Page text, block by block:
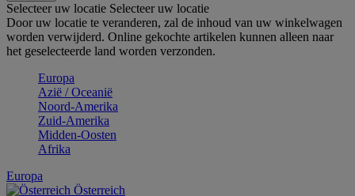
Selecteer uw locatie Selecteer uw locatie
Door uw locatie te veranderen, zal de inhoud van uw winkelwagen
worden verwijderd. Online gekochte artikelen kunnen alleen naar
het geselecteerde land worden verzonden.
Europa
Aziё / Oceaniё
Noord-Amerika
Zuid-Amerika
Midden-Oosten
Afrika
Europa
Österreich